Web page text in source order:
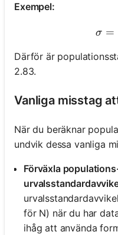
Exempel:
σ =
Därför är
2.83.
Vanliga misstag
När du beräknar
undvik dessa vanliga
Förväxla
för N) när du har
ihåg att använda